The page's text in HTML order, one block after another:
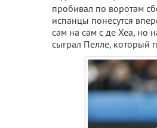
пробивал по воротам
испанцы понесутся
сам на сам с де Хеа, но
сыграл Пелле, который